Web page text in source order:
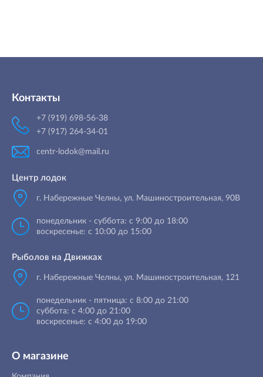
Контакты
+7 (919) 698-56-38
+7 (917) 264-34-01
centr-lodok@mail.ru
Центр лодок
г. Набережные Челны, ул. Машиностроительная, 90B
понедельник - суббота: с 9:00 до 18:00
воскресенье: с 10:00 до 15:00
Рыболов на Движках
г. Набережные Челны, ул. Машиностроительная, 121
понедельник - пятница: с 8:00 до 21:00
суббота: с 4:00 до 21:00
воскресенье: с 4:00 до 19:00
О магазине